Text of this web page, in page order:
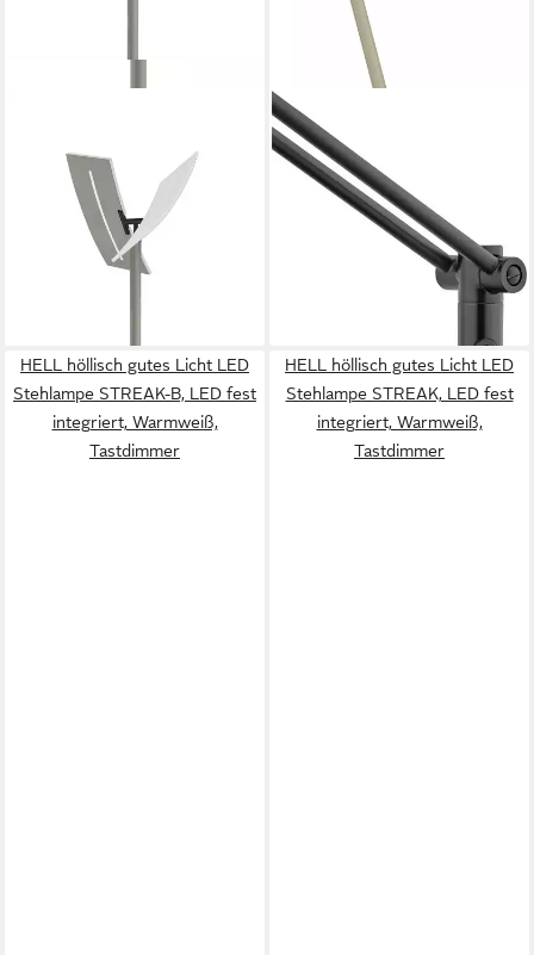
fest integriert, warmweiß -
kaltweiß, Tastdimmer, CCT
438,99 €
UVP487,00 €
lieferbar - in 6-8 Werktagen bei dir
HELL HÖLLISCH GUTES LICHT
LED Stehlampe EVOLO, LED
fest integriert, warmweiß -
kaltweiß, Tastdimmer, CCT
UVP314,00 €
HELL höllisch gutes Licht LED
Stehlampe STREAK-B, LED fest
integriert, Warmweiß,
Tastdimmer
HELL höllisch gutes Licht LED
Stehlampe STREAK, LED fest
integriert, Warmweiß,
Tastdimmer